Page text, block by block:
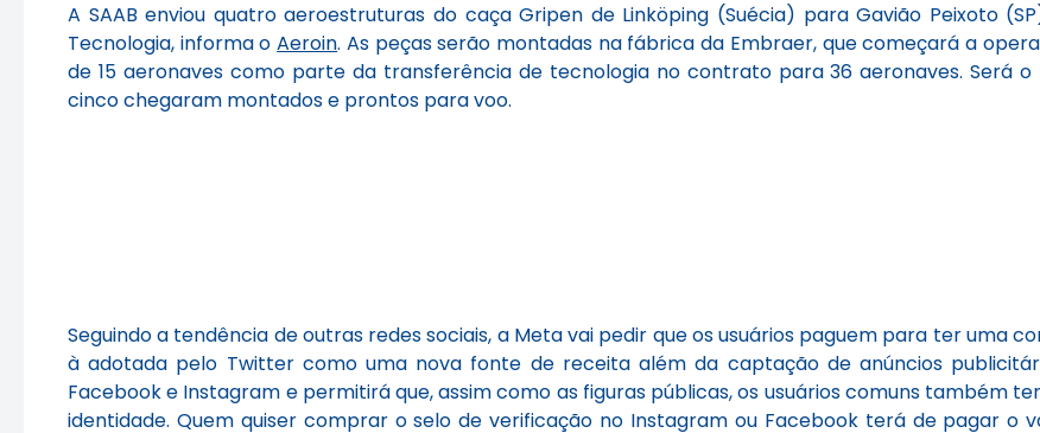
A SAAB enviou quatro aeroestruturas do caça Gripen de Linköping (Suécia) para Gavião Peixoto
Tecnologia, informa oAeroin. As peças serão montadas na fábrica da Embraer, que começará a
de 15 aeronaves como parte da transferência de tecnologia no contrato para 36 aeronaves. Será
cinco chegaram montados e prontos para voo.
Seguindo a tendência de outras redes sociais, a Meta vai pedir que os usuários paguem para ter uma
à adotada pelo Twitter como uma nova fonte de receita além da captação de anúncios
Facebook e Instagram e permitirá que, assim como as figuras públicas, os usuários comuns também
identidade. Quem quiser comprar o selo de verificação no Instagram ou Facebook terá de pagar o